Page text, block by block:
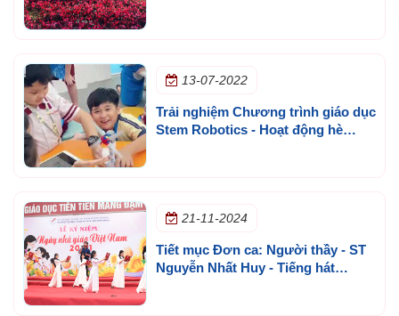
13-07-2022
Trải nghiệm Chương trình giáo dục
Stem Robotics - Hoạt động hè
21-11-2024
Tiết mục Đơn ca: Người thầy - ST
Nguyễn Nhất Huy - Tiếng hát